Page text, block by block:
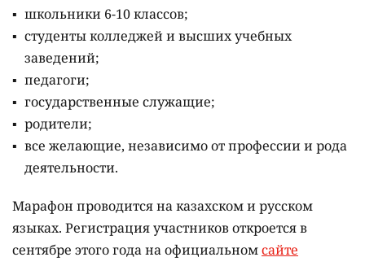
школьники 6-10 классов;
студенты колледжей и высших учебных
заведений;
педагоги;
государственные служащие;
родители;
все желающие, независимо от профессии и рода
деятельности.
Марафон проводится на казахском и русском
языках. Регистрация участников откроется в
сентябре этого года на официальномсайте